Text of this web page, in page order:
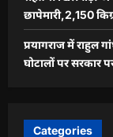
छापेमारी,2,150
प्रयागराज में राहुल
घोटालों पर सरकार
Categories